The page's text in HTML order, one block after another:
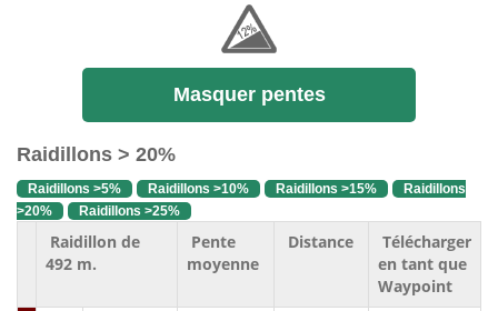
Masquer pentes
Raidillons > 20%
Raidillons >5% Raidillons >10% Raidillons >15%
Raidillons
>20%
Raidillons >25%
Raidillon de
492 m.
Pente
moyenne
Distance
Télécharger
en tant que
Waypoint